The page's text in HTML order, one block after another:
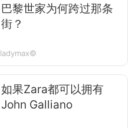
巴黎世家为何跨过那条
街？
ladymax©
如果Zara都可以拥有
John Galliano